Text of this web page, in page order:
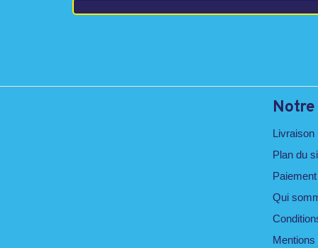
Livraison
Plan du
Qui
Mentions